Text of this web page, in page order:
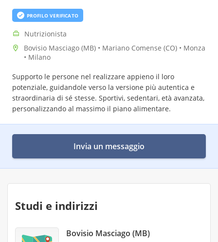
PROFILO VERIFICATO
Nutrizionista
Bovisio Masciago (MB) • Mariano Comense (CO) • Monza
• Milano
Supporto le persone nel realizzare appieno il loro
potenziale, guidandole verso la versione più autentica e
straordinaria di sé stesse. Sportivi, sedentari, età avanzata,
personalizzando al massimo il piano alimentare.
Invia un messaggio
Studi e indirizzi
Bovisio Masciago (MB)